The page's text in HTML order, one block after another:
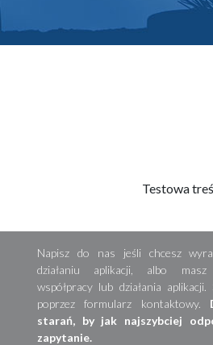
Testowa
Napisz do nas jeśli chcesz
działaniu aplikacji, albo
współpracy lub działania
poprzez formularz kontaktowy.
starań, by jak najszybciej
zapytanie.